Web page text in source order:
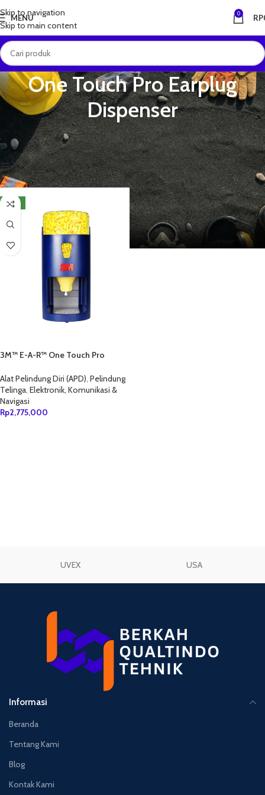
Skip to navigation
Skip to main content
MENU 0 RP
One Touch Pro Earplug
Dispenser
Produk dengan tag “One Touch Pro Earplug Dispenser”
Menampilkan hasil tunggal
Show sidebar
NEW
3M™ E-A-R™ One Touch Pro
Alat Pelindung Diri (APD) Pelindung
Telinga Elektronik, Komunikasi &
Navigasi
Rp2,775,000
UVEX USA
Informasi
Beranda
Tentang Kami
Blog
Kontak Kami